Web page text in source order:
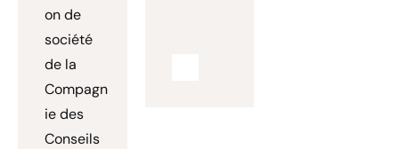
on de
société
de la
Compagn
ie des
Conseils